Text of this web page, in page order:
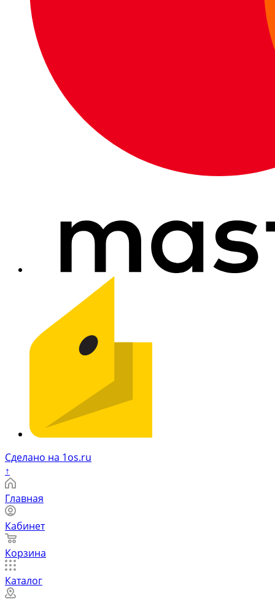
Сделано на 1os.ru
↑
Главная
Кабинет
Корзина
Каталог